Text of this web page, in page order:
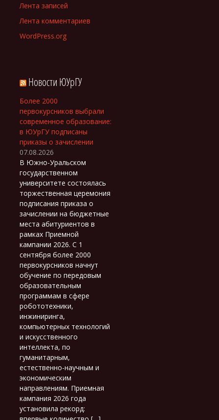
Лента записей
Лента комментариев
WordPress.org
Новости ЮУрГУ
Более 2000
первокурсников выбрали
современное образование:
в ЮУрГУ подписаны
приказы о зачислении
07.08.2026
В Южно-Уральском
государственном
университете состоялась
торжественная церемония
подписания приказа о
зачислении на бюджетные
места абитуриентов в
рамках Приемной
кампании 2026. С 1
сентября более 2000
первокурсников начнут
обучение по передовым
образовательным
программам в сфере
робототехники,
инжиниринга,
компьютерных технологий
и искусственного
интеллекта, по
гуманитарным,
естественно-научным и
экономическим
направлениям. Приемная
кампания 2026 года
установила рекорд: